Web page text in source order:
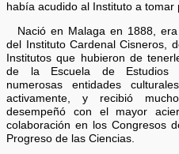
había acudido al Instituto a tomar
Nació en Malaga en 1888,
del Instituto Cardenal Cisneros,
Institutos que hubieron de
de la Escuela de Estudios
numerosas entidades
activamente, y recibió
desempeñó con el mayor
colaboración en los Congresos
Progreso de las Ciencias.